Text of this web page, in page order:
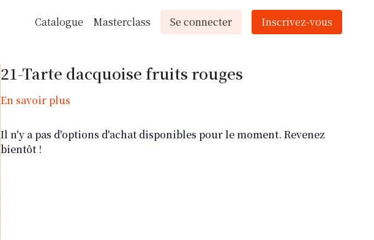
Catalogue Masterclass Se connecter Inscrivez-vous
21-Tarte dacquoise fruits rouges
En savoir plus
Il n'y a pas d'options d'achat disponibles pour le moment. Revenez
bientôt !